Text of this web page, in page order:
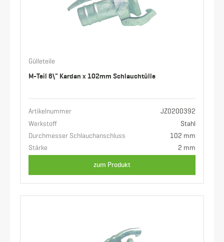
Gülleteile
M-Teil 6\" Kardan x 102mm Schlauchtülle
Artikelnummer
JZ0200392
Werkstoff
Stahl
Durchmesser Schlauchanschluss
102 mm
Stärke
2 mm
zum Produkt